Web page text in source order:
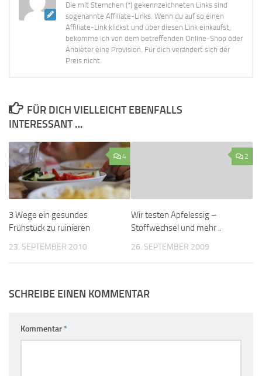
Die mit Sternchen (*) gekennzeichneten Links sind
sogenannte Affiliate-Links. Wenn du auf so einen
Affiliate-Link klickst und über diesen Link einkaufst,
bekomme ich von dem betreffenden Online-Shop oder
Anbieter eine Provision. Für dich verändert sich der
Preis nicht.
FÜR DICH VIELLEICHT EBENFALLS
INTERESSANT …
4
3 Wege ein gesundes
Frühstück zu ruinieren
23. SEPTEMBER 2010
2
Wir testen Apfelessig –
Stoffwechsel und mehr ..
26. SEPTEMBER 2009
SCHREIBE EINEN KOMMENTAR
Kommentar*